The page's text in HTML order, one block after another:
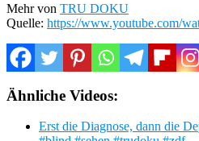
Mehr von TRU DOKU
Quelle: https://www.youtube.com/
Ähnliche Videos:
Erst die Diagnose, dann die